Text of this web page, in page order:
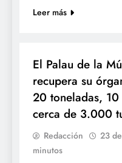
Leer más
El Palau de la
recupera su
20 toneladas,
cerca de 3.000
Redacción 23
minutos